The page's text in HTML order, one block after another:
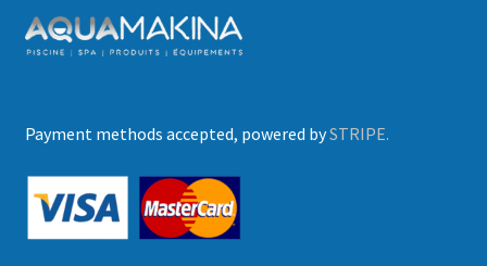
Payment methods accepted, powered bySTRIPE.